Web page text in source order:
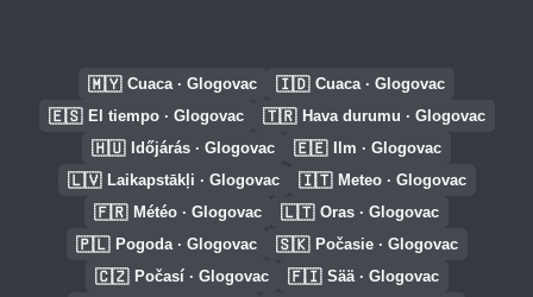
🇲🇾 Cuaca · Glogovac 🇮🇩 Cuaca · Glogovac
🇪🇸 El tiempo · Glogovac 🇹🇷 Hava durumu · Glogovac
🇭🇺 Időjárás · Glogovac 🇪🇪 Ilm · Glogovac
🇱🇻 Laikapstākļi · Glogovac 🇮🇹 Meteo · Glogovac
🇫🇷 Météo · Glogovac 🇱🇹 Oras · Glogovac
🇵🇱 Pogoda · Glogovac 🇸🇰 Počasie · Glogovac
🇨🇿 Počasí · Glogovac 🇫🇮 Sää · Glogovac